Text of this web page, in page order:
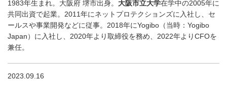
1983年生まれ。大阪府 堺市出身。 大阪市立大学在学中の2005年に
共同出資で起業。2011年にネットプロテクションズに入社し、セ
ールスや事業開発などに従事。2018年にYogibo（当時：Yogibo
Japan）に入社し、2020年より取締役を務め、2022年よりCFOを
兼任。
2023.09.16